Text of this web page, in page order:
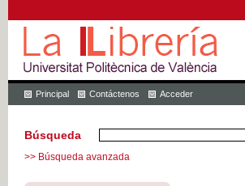
Principal Contáctenos Acceder
Búsqueda
>> Búsqueda avanzada